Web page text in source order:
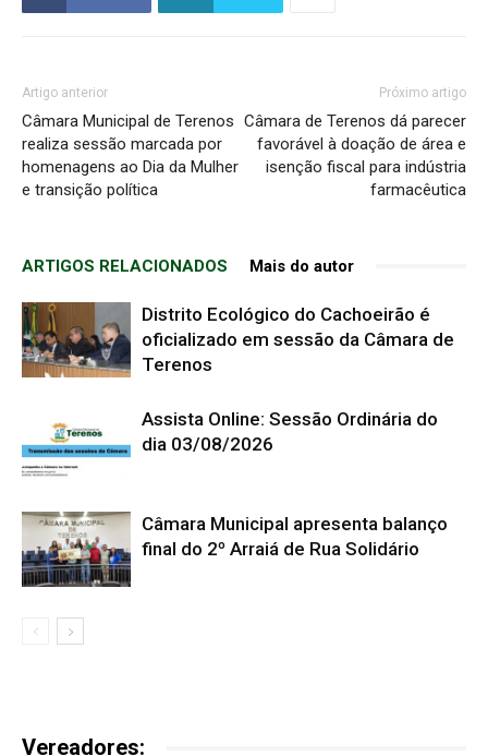
Artigo anterior
Câmara Municipal de Terenos
realiza sessão marcada por
homenagens ao Dia da Mulher
e transição política
Próximo artigo
Câmara de Terenos dá parecer
favorável à doação de área e
isenção fiscal para indústria
farmacêutica
ARTIGOS RELACIONADOS Mais do autor
Distrito Ecológico do Cachoeirão é
oficializado em sessão da Câmara de
Terenos
Assista Online: Sessão Ordinária do
dia 03/08/2026
Câmara Municipal apresenta balanço
final do 2º Arraiá de Rua Solidário
Vereadores: